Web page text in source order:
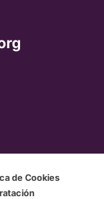
de Cookies